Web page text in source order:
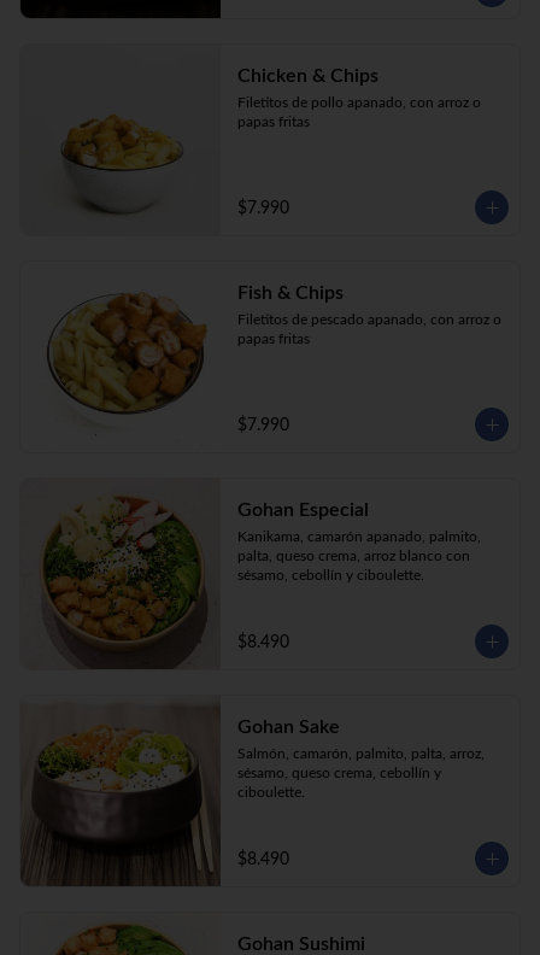
Chicken & Chips
Filetitos de pollo apanado, con arroz o
papas fritas
$7.990
Fish & Chips
Filetitos de pescado apanado, con arroz o
papas fritas
$7.990
Gohan Especial
Kanikama, camarón apanado, palmito,
palta, queso crema, arroz blanco con
sésamo, cebollín y ciboulette.
$8.490
Gohan Sake
Salmón, camarón, palmito, palta, arroz,
sésamo, queso crema, cebollín y
ciboulette.
$8.490
Gohan Sushimi